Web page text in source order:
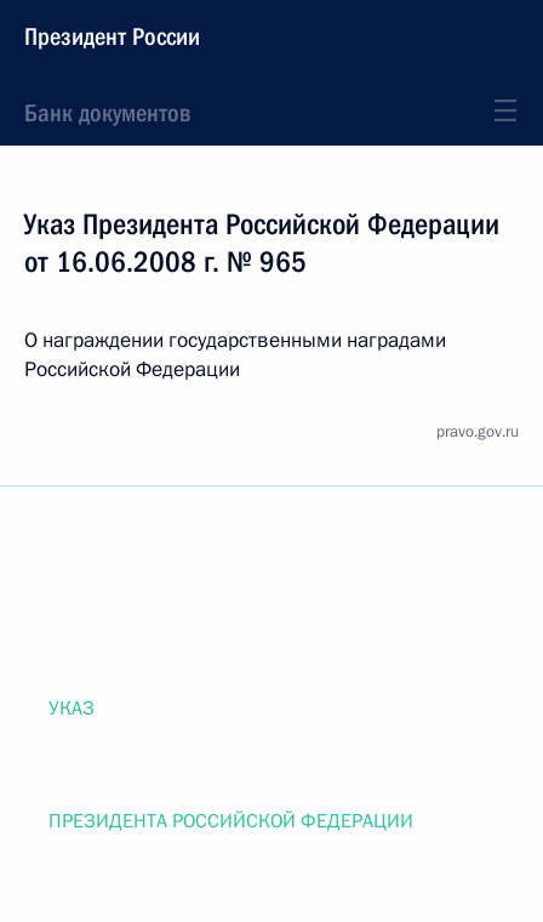
Президент России
Банк документов
Указ Президента Российской Федерации
от 16.06.2008 г. № 965
О награждении государственными наградами
Российской Федерации
pravo.gov.ru
УКАЗ
ПРЕЗИДЕНТА РОССИЙСКОЙ ФЕДЕРАЦИИ